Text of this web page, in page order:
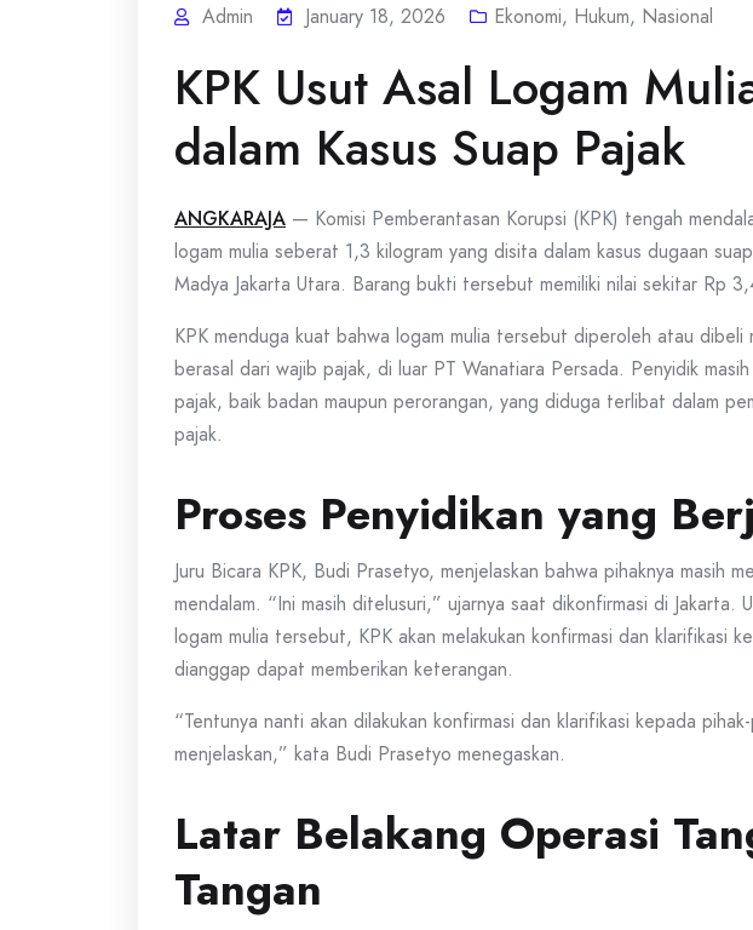
Admin January 18, 2026 Ekonomi, Hukum, Nasional
KPK Usut Asal Logam
dalam Kasus Suap Pajak
ANGKARAJA — Komisi Pemberantasan Korupsi (KPK) tengah
logam mulia seberat 1,3 kilogram yang disita dalam kasus dugaan
Madya Jakarta Utara. Barang bukti tersebut memiliki nilai sekitar Rp
KPK menduga kuat bahwa logam mulia tersebut diperoleh atau dibeli
berasal dari wajib pajak, di luar PT Wanatiara Persada. Penyidik
pajak, baik badan maupun perorangan, yang diduga terlibat dalam
pajak.
Proses Penyidikan yang
Juru Bicara KPK, Budi Prasetyo, menjelaskan bahwa pihaknya masih
mendalam. “Ini masih ditelusuri,” ujarnya saat dikonfirmasi di Jakarta.
logam mulia tersebut, KPK akan melakukan konfirmasi dan klarifikasi
dianggap dapat memberikan keterangan.
“Tentunya nanti akan dilakukan konfirmasi dan klarifikasi kepada
menjelaskan,” kata Budi Prasetyo menegaskan.
Latar Belakang Operasi
Tangan